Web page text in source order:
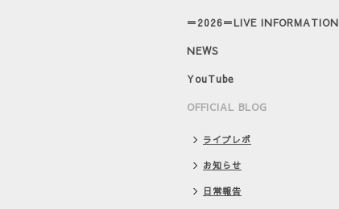
＝2026＝LIVE INFORMATION
NEWS
YouTube
OFFICIAL BLOG
ライブレポ
お知らせ
日常報告